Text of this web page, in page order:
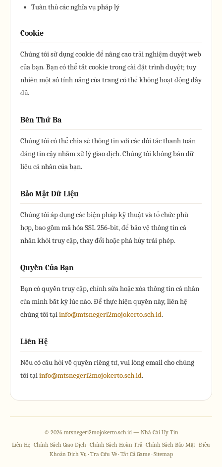
Tuân thủ các nghĩa vụ pháp lý
Cookie
Chúng tôi sử dụng cookie để nâng cao trải nghiệm duyệt web
của bạn. Bạn có thể tắt cookie trong cài đặt trình duyệt; tuy
nhiên một số tính năng của trang có thể không hoạt động đầy
đủ.
Bên Thứ Ba
Chúng tôi có thể chia sẻ thông tin với các đối tác thanh toán
đáng tin cậy nhằm xử lý giao dịch. Chúng tôi không bán dữ
liệu cá nhân của bạn.
Bảo Mật Dữ Liệu
Chúng tôi áp dụng các biện pháp kỹ thuật và tổ chức phù
hợp, bao gồm mã hóa SSL 256-bit, để bảo vệ thông tin cá
nhân khỏi truy cập, thay đổi hoặc phá hủy trái phép.
Quyền Của Bạn
Bạn có quyền truy cập, chỉnh sửa hoặc xóa thông tin cá nhân
của mình bất kỳ lúc nào. Để thực hiện quyền này, liên hệ
chúng tôi tạiinfo@mtsnegeri2mojokerto.sch.id.
Liên Hệ
Nếu có câu hỏi về quyền riêng tư, vui lòng email cho chúng
tôi tạiinfo@mtsnegeri2mojokerto.sch.id.
© 2026 mtsnegeri2mojokerto.sch.id — Nhà Cái Uy Tín
Liên Hệ ·Chính Sách Giao Dịch ·Chính Sách Hoàn Trả ·Chính Sách Bảo Mật ·Điều
Khoản Dịch Vụ·Tra Cứu Vé·Tất Cả Game·Sitemap